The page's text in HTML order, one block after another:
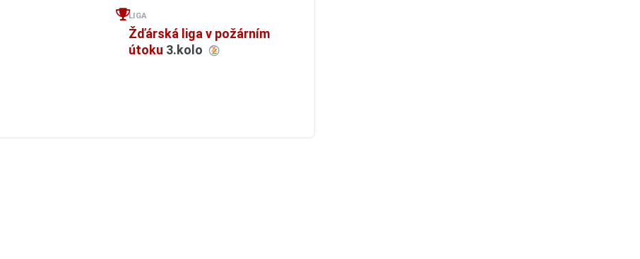
LIGA
Žďárská liga v požárním
útoku 3.kolo